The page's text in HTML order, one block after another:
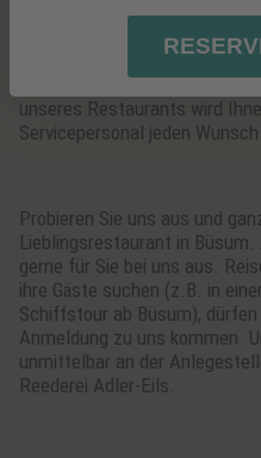
modernen, aber auch
Sowohl drinnen, als auch auf
unseres Restaurants wird
Servicepersonal jeden
Probieren Sie uns aus und
Lieblingsrestaurant in
gerne für Sie bei uns aus.
ihre Gäste suchen (z.B. in
Schiffstour ab Büsum),
Anmeldung zu uns kommen.
unmittelbar an der
Reederei Adler-Eils.